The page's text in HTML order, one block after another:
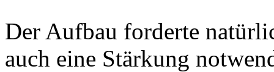
Der Aufbau forderte
auch eine Stärkung